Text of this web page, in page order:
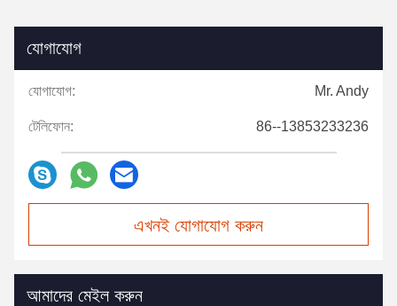
যোগাযোগ
যোগাযোগ: Mr. Andy
টেলিফোন: 86--13853233236
এখনই যোগাযোগ করুন
আমাদের মেইল করুন